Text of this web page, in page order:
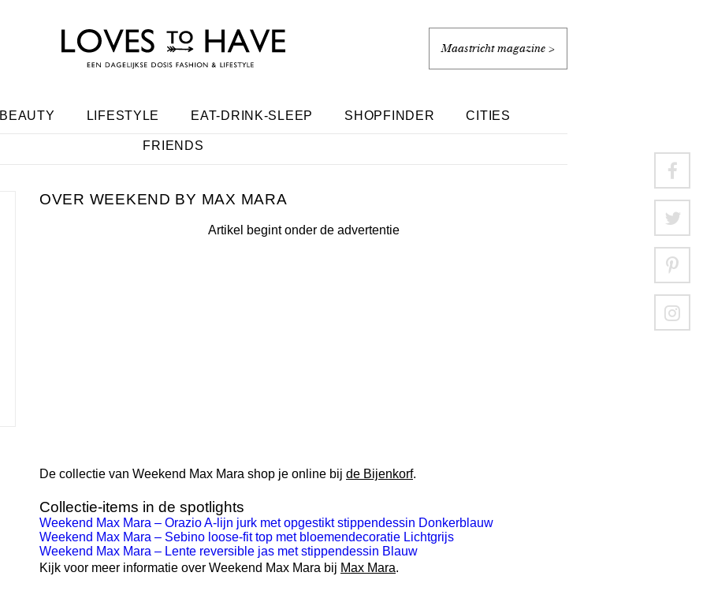
Maastricht magazine >
BEAUTY LIFESTYLE EAT-DRINK-SLEEP SHOPFINDER CITIES
FRIENDS
WEEKEND BY MAX MARA
Artikel begint onder de advertentie
De collectie van Weekend Max Mara shop je online bij de Bijenkorf.
Collectie-items in de spotlights
Weekend Max Mara – Orazio A-lijn jurk met opgestikt stippendessin Donkerblauw
Weekend Max Mara – Sebino loose-fit top met bloemendecoratie Lichtgrijs
Weekend Max Mara – Lente reversible jas met stippendessin Blauw
Kijk voor meer informatie over Weekend Max Mara bij Max Mara.